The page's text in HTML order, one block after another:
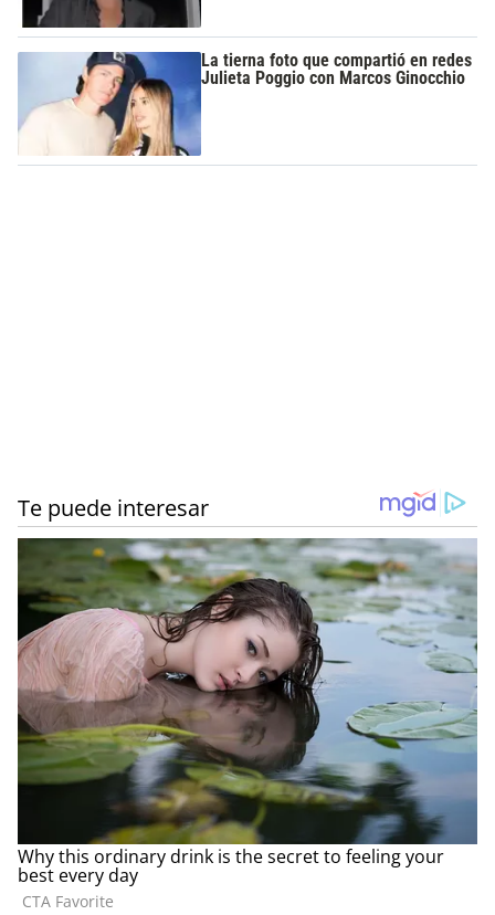
La tierna foto que compartió en redes
Julieta Poggio con Marcos Ginocchio